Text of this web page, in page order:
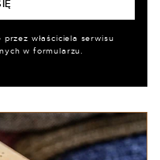
właściciela serwisu
w formularzu.